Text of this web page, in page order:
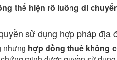
thể hiện rõ luồng di
sử dụng hợp pháp địa
nhưng hợp đồng thuê không